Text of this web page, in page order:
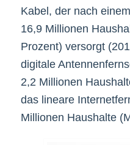
Kabel, der nach
16,9 Millionen
Prozent) versorgt
digitale
2,2 Millionen
das lineare
Millionen Haushalte